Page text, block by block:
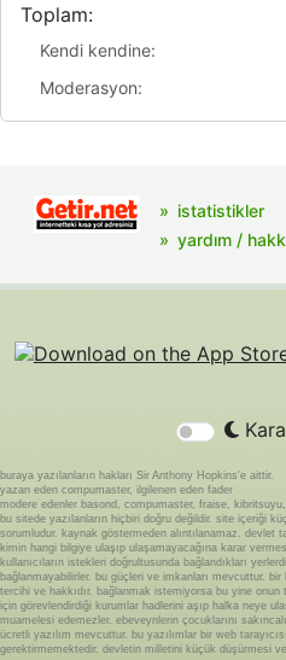
Toplam:
Kendi kendine:
Moderasyon:
istatistikler
yardım /
buraya yazılanların hakları Sir Anthony Hopkins'e aittir.
yazan eden compumaster, ilgilenen eden fader
modere edenler basond, compumaster, fraise,
bu sitede yazılanların hiçbiri doğru değildir. site içeriği
sorumludur. kaynak göstermeden alıntılanamaz. devlet
kimin hangi bilgiye ulaşıp ulaşamayacağına karar
kullanıcıların istekleri doğrultusunda bağlandıkları
bağlanmayabilirler. bu güçleri ve imkanları mevcuttur.
tercihi ve hakkıdır. bağlanmak istemiyorsa bu yine
için görevlendirdiği kurumlar hadlerini aşıp halka neye
muamelesi edemezler. ebeveynlerin çocuklarını
ücretli yazılım mevcuttur. bu yazılımlar bir web
gerektirmemektedir. devletin milletini küçük düşürmesi